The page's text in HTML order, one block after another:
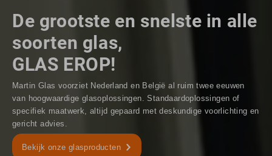
De grootste en snelste in alle
soorten glas,
GLAS EROP!
Martin Glas voorziet Nederland en België al ruim twee eeuwen
van hoogwaardige glasoplossingen. Standaardoplossingen of
specifiek maatwerk, altijd gepaard met deskundige voorlichting en
gericht advies.
Bekijk onze glasproducten